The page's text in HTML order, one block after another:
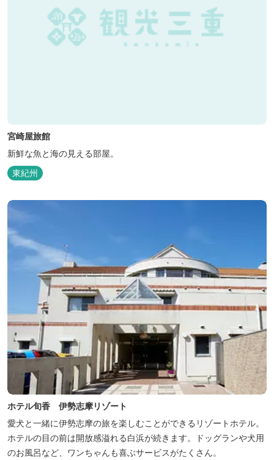
宮崎屋旅館
新鮮な魚と海の見える部屋。
東紀州
ホテル旬香 伊勢志摩リゾート
愛犬と一緒に伊勢志摩の旅を楽しむことができるリゾートホテル。
ホテルの目の前は開放感溢れる白浜が続きます。ドッグランや犬用
のお風呂など、ワンちゃんも喜ぶサービスがたくさん。